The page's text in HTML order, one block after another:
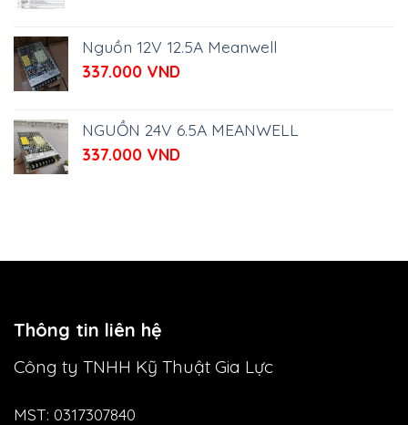
Nguồn 12V 12.5A Meanwell
337.000 VND
NGUỒN 24V 6.5A MEANWELL
337.000 VND
Thông tin liên hệ
Công ty TNHH Kỹ Thuật Gia Lực
MST: 0317307840